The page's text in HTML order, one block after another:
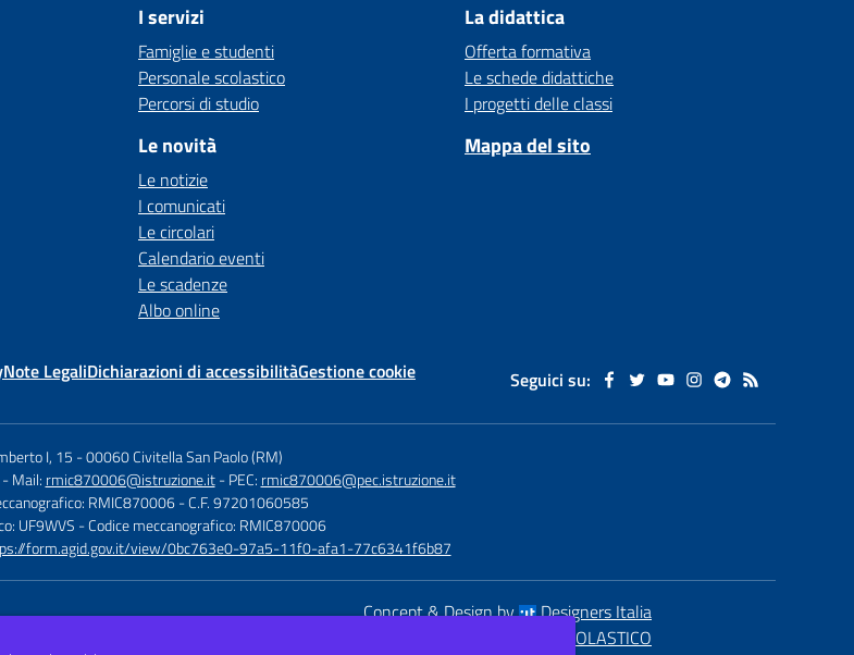
I servizi
Famiglie e studenti
Personale scolastico
Percorsi di studio
Le novità
Le notizie
I comunicati
Le circolari
Calendario eventi
Le scadenze
Albo online
La didattica
Offerta formativa
Le schede didattiche
I progetti delle classi
Mappa del sito
Note LegaliDichiarazioni di accessibilitàGestione cookie Seguici su:
I, 15 -00060 Civitella San Paolo (RM)
- Mail: rmic870006@istruzione.it - PEC: rmic870006@pec.istruzione.it
RMIC870006- C.F. 97201060585
UF9WVS - Codice meccanografico: RMIC870006
form.agid.gov.it/view/0bc763e0-97a5-11f0-afa1-77c6341f6b87
Concept & Design by
Designers Italia
SCUOLASTICO